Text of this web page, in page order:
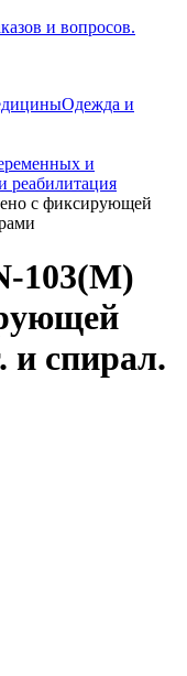
и вопросов.
Одежда и
и
реабилитация
с фиксирующей
103(M)
и спирал.